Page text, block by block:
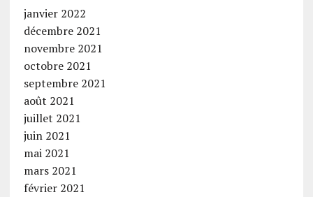
janvier 2022
décembre 2021
novembre 2021
octobre 2021
septembre 2021
août 2021
juillet 2021
juin 2021
mai 2021
mars 2021
février 2021